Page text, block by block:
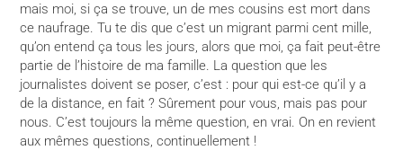
mais moi, si ça se trouve, un de mes cousins est mort dans
ce naufrage. Tu te dis que c’est un migrant parmi cent mille,
qu’on entend ça tous les jours, alors que moi, ça fait peut-être
partie de l’histoire de ma famille. La question que les
journalistes doivent se poser, c’est : pour qui est-ce qu’il y a
de la distance, en fait ? Sûrement pour vous, mais pas pour
nous. C’est toujours la même question, en vrai. On en revient
aux mêmes questions, continuellement !